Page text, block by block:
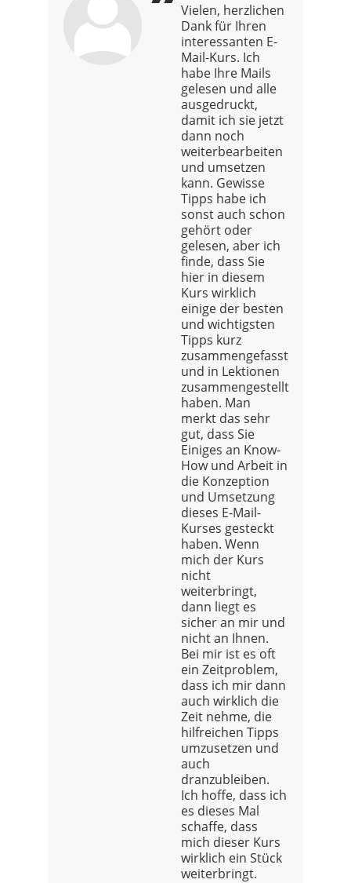
Vielen, herzlichen
Dank für Ihren
interessanten E-
Mail-Kurs. Ich
habe Ihre Mails
gelesen und alle
ausgedruckt,
damit ich sie jetzt
dann noch
weiterbearbeiten
und umsetzen
kann. Gewisse
Tipps habe ich
sonst auch schon
gehört oder
gelesen, aber ich
finde, dass Sie
hier in diesem
Kurs wirklich
einige der besten
und wichtigsten
Tipps kurz
zusammengefasst
und in Lektionen
zusammengestellt
haben. Man
merkt das sehr
gut, dass Sie
Einiges an Know-
How und Arbeit in
die Konzeption
und Umsetzung
dieses E-Mail-
Kurses gesteckt
haben. Wenn
mich der Kurs
nicht
weiterbringt,
dann liegt es
sicher an mir und
nicht an Ihnen.
Bei mir ist es oft
ein Zeitproblem,
dass ich mir dann
auch wirklich die
Zeit nehme, die
hilfreichen Tipps
umzusetzen und
auch
dranzubleiben.
Ich hoffe, dass ich
es dieses Mal
schaffe, dass
mich dieser Kurs
wirklich ein Stück
weiterbringt.